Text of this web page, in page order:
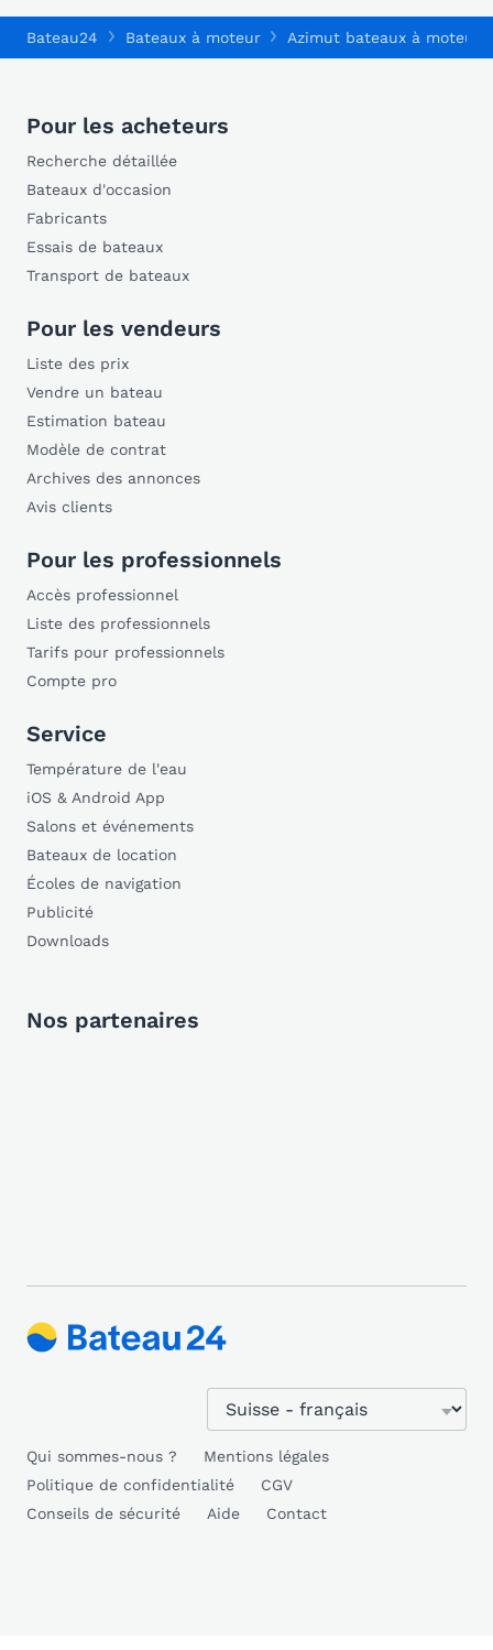
Bateau24 Bateaux à moteur Azimut bateaux à moteur
Pour les acheteurs
Recherche détaillée
Bateaux d'occasion
Fabricants
Essais de bateaux
Transport de bateaux
Pour les vendeurs
Liste des prix
Vendre un bateau
Estimation bateau
Modèle de contrat
Archives des annonces
Avis clients
Pour les professionnels
Accès professionnel
Liste des professionnels
Tarifs pour professionnels
Compte pro
Service
Température de l'eau
iOS & Android App
Salons et événements
Bateaux de location
Écoles de navigation
Publicité
Downloads
Nos partenaires
Qui sommes-nous ?
Mentions légales
Politique de confidentialité
CGV
Conseils de sécurité
Aide Contact